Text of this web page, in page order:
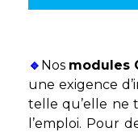
🔹 Nos modules
une exigence
telle qu’elle ne
l’emploi. Pour